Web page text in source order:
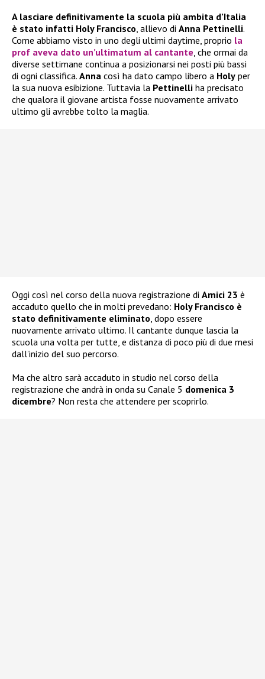
A lasciare definitivamente la scuola più ambita d’Italia
è stato infatti Holy Francisco, allievo di Anna Pettinelli.
Come abbiamo visto in uno degli ultimi daytime, proprio la
prof aveva dato un’ultimatum al cantante, che ormai da
diverse settimane continua a posizionarsi nei posti più bassi
di ogni classifica. Anna così ha dato campo libero a Holy per
la sua nuova esibizione. Tuttavia la Pettinelli ha precisato
che qualora il giovane artista fosse nuovamente arrivato
ultimo gli avrebbe tolto la maglia.
Oggi così nel corso della nuova registrazione di Amici 23 è
accaduto quello che in molti prevedano: Holy Francisco è
stato definitivamente eliminato, dopo essere
nuovamente arrivato ultimo. Il cantante dunque lascia la
scuola una volta per tutte, e distanza di poco più di due mesi
dall’inizio del suo percorso.
Ma che altro sarà accaduto in studio nel corso della
registrazione che andrà in onda su Canale 5 domenica 3
dicembre? Non resta che attendere per scoprirlo.